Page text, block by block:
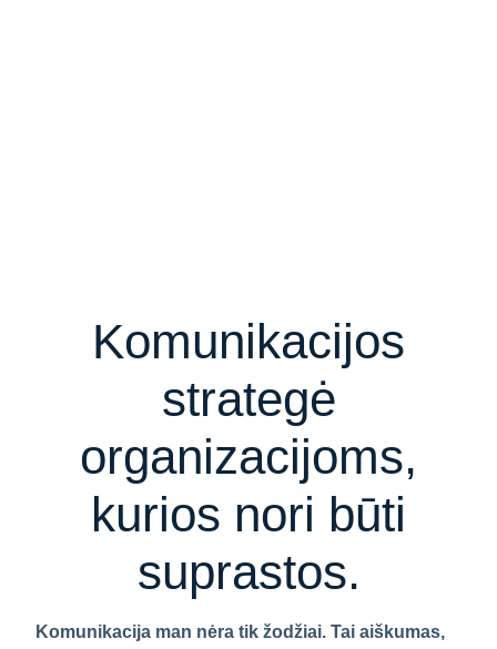
Komunikacijos
strategė
organizacijoms,
kurios nori būti
suprastos.
Komunikacija man nėra tik žodžiai. Tai aiškumas,